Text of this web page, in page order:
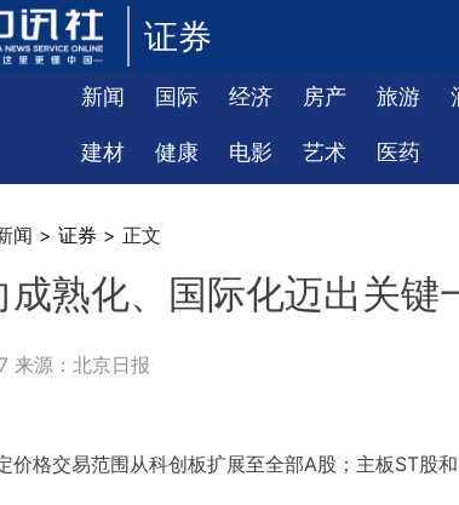
证券
新闻 国际 经济 房产 旅游
建材 健康 电影 艺术 医药
闻 > 证券 > 正文
成熟化、国际化迈出关
来源：北京日报
价格交易范围从科创板扩展至全部A股；主板ST股